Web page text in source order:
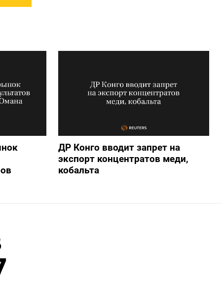
ДР Конго вводит запрет на
экспорт концентратов меди,
кобальта